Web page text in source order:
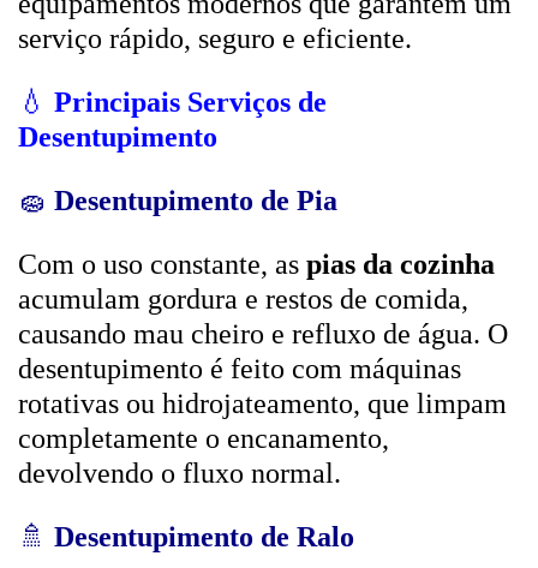
serviço rápido, seguro e eficiente.
💧 Principais Serviços de
Desentupimento
🧽 Desentupimento de Pia
Com o uso constante, as pias da cozinha
acumulam gordura e restos de comida,
causando mau cheiro e refluxo de água. O
desentupimento é feito com máquinas
rotativas ou hidrojateamento, que limpam
completamente o encanamento,
devolvendo o fluxo normal.
🚿 Desentupimento de Ralo